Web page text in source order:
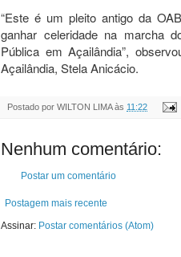
“Este é um pleito antigo da
ganhar celeridade na marcha
Pública em Açailândia”,
Açailândia, Stela Anicácio.
Postado por WILTON LIMA às 11:22
Nenhum comentário:
Postar um comentário
Postagem mais recente
Assinar: Postar comentários (Atom)